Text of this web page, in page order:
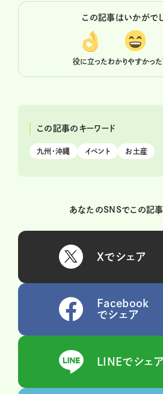
この記事はいかがで
役に立ったわかりやすかった
この記事のキーワード
九州・沖縄 イベント お土産
あなたのSNSでこの記事
Xでシェア
Facebook
でシェア
LINEでシェア